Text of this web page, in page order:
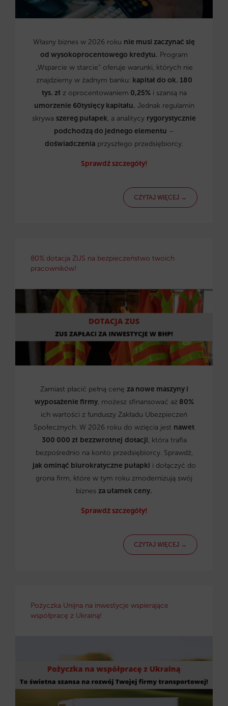
Własny biznes w 2026 roku nie musi zaczynać się
od wysokoprocentowego kredytu. Program
„Wsparcie w starcie” oferuje warunki, których nie
znajdziemy w żadnym banku: kapitał do ok. 180
tys. zł z oprocentowaniem 0,25%i szansą na
umorzenie 60tysięcy kapitału. Jednak regulamin
skrywa szereg pułapek, a analitycy rygorystycznie
podchodzą do jednego elementu –
doświadczenia przyszłego przedsiębiorcy.
Sprawdź szczegóły!
CZYTAJ WIĘCEJ →
80% dotacja ZUS na bezpieczeństwo twoich
pracowników!
Zamiast płacić pełną cenę za nowe maszyny i
wyposażenie firmy, możesz sfinansować aż80%
ich wartości z funduszy Zakładu Ubezpieczeń
Społecznych. W 2026 roku do wzięcia jest nawet
300 000 zł bezzwrotnej dotacji, która trafia
bezpośrednio na konto przedsiębiorcy. Sprawdź,
jak ominąć biurokratyczne pułapki i dołączyć do
grona firm, które w tym roku zmodernizują swój
biznes za ułamek ceny.
Sprawdź szczegóły!
CZYTAJ WIĘCEJ →
Pożyczka Unijna na inwestycje wspierające
współpracę z Ukrainą!